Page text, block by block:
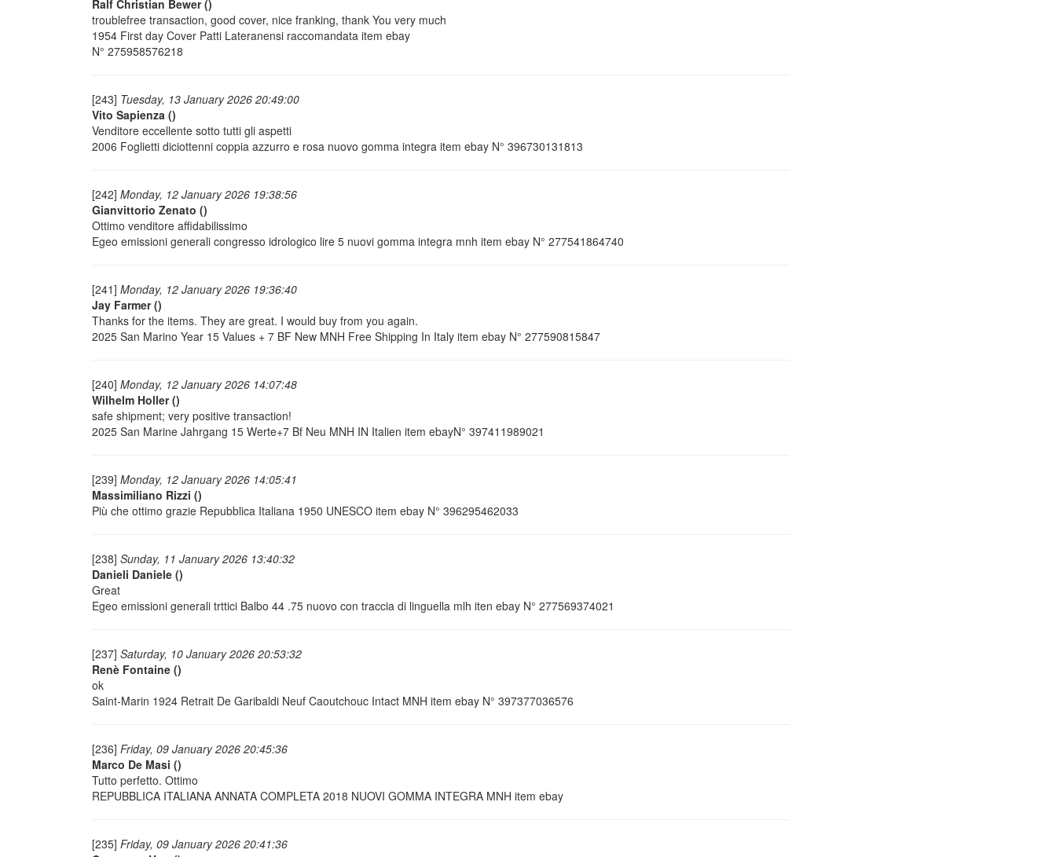
Ralf Christian Bewer()
troublefree transaction, good cover, nice franking, thank You very much
1954 First day Cover Patti Lateranensi raccomandata item ebay
N° 275958576218
[243] Tuesday, 13 January 2026 20:49:00
Vito Sapienza ()
Venditore eccellente sotto tutti gli aspetti
2006 Foglietti diciottenni coppia azzurro e rosa nuovo gomma integra item ebay N° 396730131813
[242] Monday, 12 January 2026 19:38:56
Gianvittorio Zenato ()
Ottimo venditore affidabilissimo
Egeo emissioni generali congresso idrologico lire 5 nuovi gomma integra mnh item ebay N° 277541864740
[241] Monday, 12 January 2026 19:36:40
Jay Farmer()
Thanks for the items. They are great. I would buy from you again.
2025 San Marino Year 15 Values + 7 BF New MNH Free Shipping In Italy item ebay N° 277590815847
[240] Monday, 12 January 2026 14:07:48
Wilhelm Holler()
safe shipment; very positive transaction!
2025 San Marine Jahrgang 15 Werte+7 Bf Neu MNH IN Italien item ebayN° 397411989021
[239] Monday, 12 January 2026 14:05:41
Massimiliano Rizzi ()
Più che ottimo grazie Repubblica Italiana 1950 UNESCO item ebay N° 396295462033
[238] Sunday, 11 January 2026 13:40:32
Danieli Daniele ()
Great
Egeo emissioni generali trttici Balbo 44 .75 nuovo con traccia di linguella mlh iten ebay N° 277569374021
[237] Saturday, 10 January 2026 20:53:32
Renè Fontaine ()
ok
Saint-Marin 1924 Retrait De Garibaldi Neuf Caoutchouc Intact MNH item ebay N° 397377036576
[236] Friday, 09 January 2026 20:45:36
Marco De Masi ()
Tutto perfetto. Ottimo
REPUBBLICA ITALIANA ANNATA COMPLETA 2018 NUOVI GOMMA INTEGRA MNH item ebay
[235] Friday, 09 January 2026 20:41:36